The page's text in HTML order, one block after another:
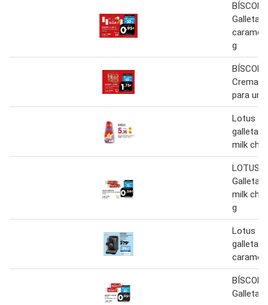
Galletas
g
Crema
para
Lotus -
galletas
milk
LOTUS
Galletas
milk
g
Lotus -
galletas
Galletas